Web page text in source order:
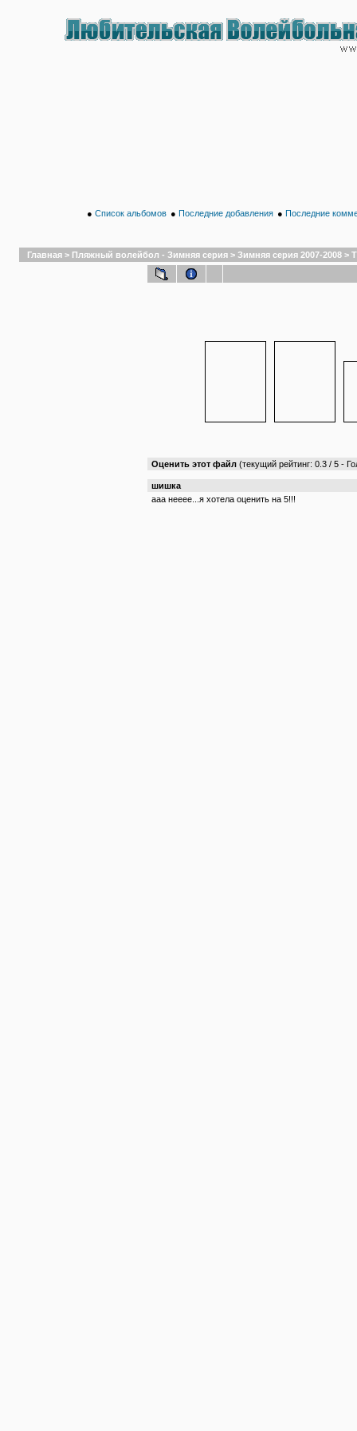
● Список альбомов ● Последние добавления ● Последние
Главная > Пляжный волейбол - Зимняя серия > Зимняя серия 2007-2008 >
Оценить этот файл (текущий рейтинг: 0.3 / 5 -
шишка
ааа нееее...я хотела оценить на 5!!!